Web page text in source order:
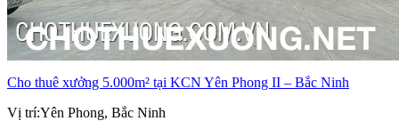
Cho thuê xưởng 5.000m² tại KCN Yên Phong II – Bắc Ninh
Vị trí:Yên Phong, Bắc Ninh